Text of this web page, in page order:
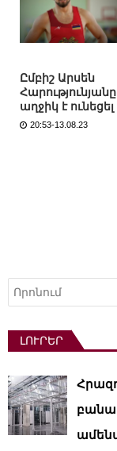
Ըմբիշ Արսեն
Հարությունյանը
աղջիկ է ունեցել
20:53-13.08.23
Որոնել
ԼՈՒՐԵՐ